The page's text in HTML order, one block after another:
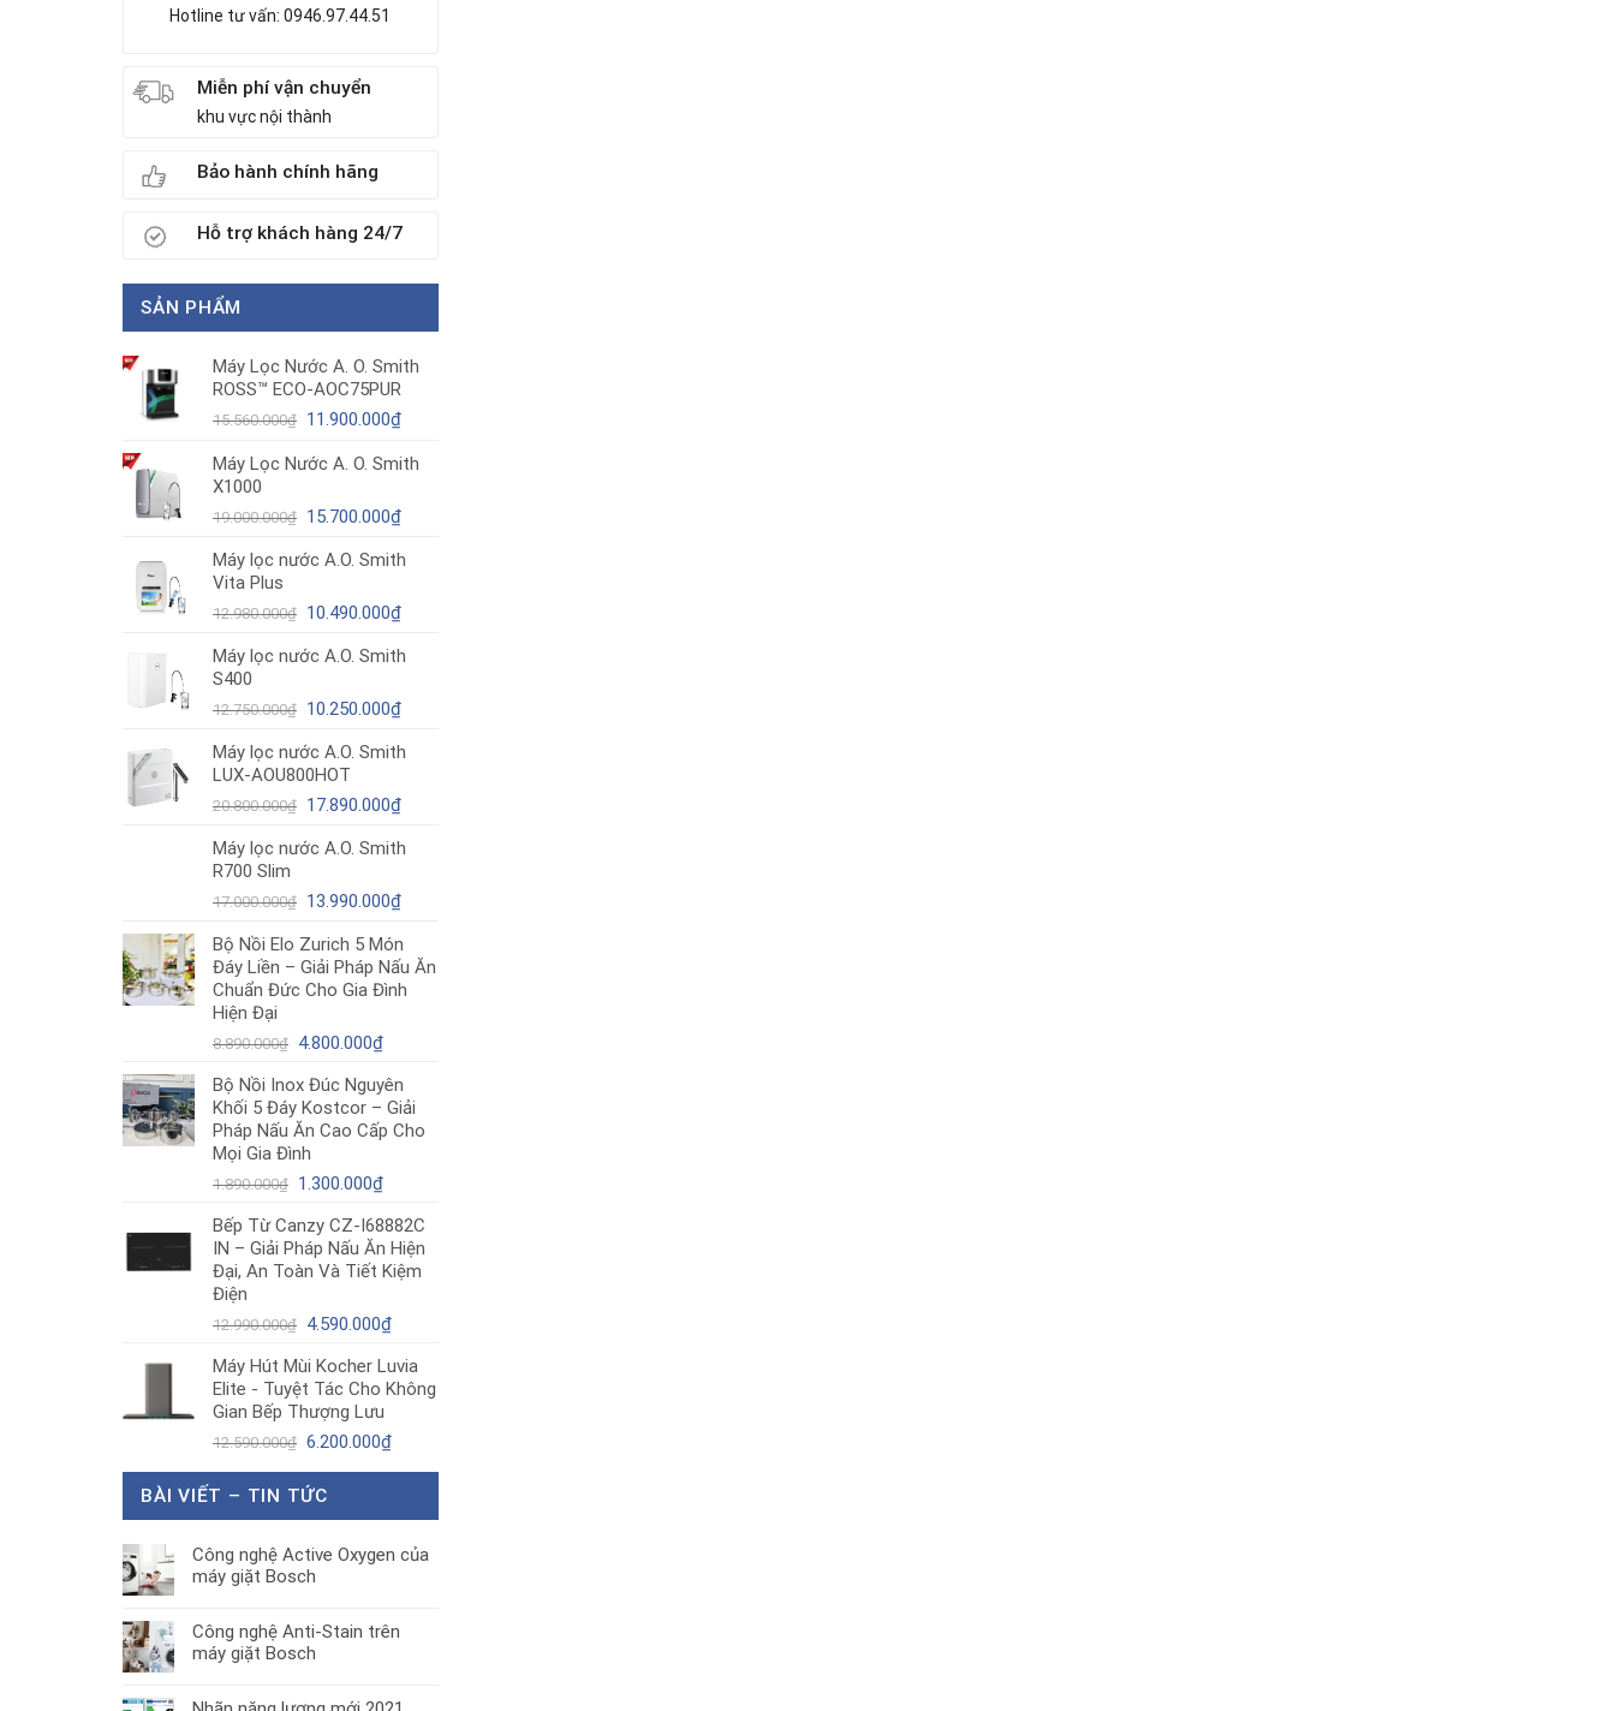
Hotline tư vấn: 0946.97.44.51
Miễn phí vận chuyển
khu vực nội thành
Bảo hành chính hãng
Hỗ trợ khách hàng 24/7
SẢN PHẨM
Máy Lọc Nước A. O. Smith
ROSS™ ECO-AOC75PUR
15.560.000₫ Giá
là:
11.900.000₫Giá
tại
11.900.000₫.
Máy Lọc Nước A. O. Smith
X1000
19.000.000₫ Giá
là:
15.700.000₫Giá
tại
15.700.000₫.
Máy lọc nước A.O. Smith
Vita Plus
12.980.000₫ Giá
là:
10.490.000₫Giá
tại
10.490.000₫.
Máy lọc nước A.O. Smith
S400
12.750.000₫ Giá
là:
12.750.000₫.
10.250.000₫Giá
tại
10.250.000₫.
Máy lọc nước A.O. Smith
LUX-AOU800HOT
20.800.000₫ Giá
là:
17.890.000₫Giá
tại
17.890.000₫.
Máy lọc nước A.O. Smith
R700 Slim
17.000.000₫ Giá
là:
17.000.000₫.
13.990.000₫Giá
tại
là:
13.990.000₫.
Bộ Nồi Elo Zurich 5 Món
Đáy Liền – Giải Pháp Nấu Ăn
Chuẩn Đức Cho Gia Đình
Hiện Đại
8.890.000₫ Giá
là:
8.890.000₫.
4.800.000₫Giá
tại
là:
4.800.000₫.
Bộ Nồi Inox Đúc Nguyên
Khối 5 Đáy Kostcor – Giải
Pháp Nấu Ăn Cao Cấp Cho
Mọi Gia Đình
1.890.000₫ Giá
là:
1.890.000₫.
1.300.000₫Giá
tại
là:
1.300.000₫.
Bếp Từ Canzy CZ-I68882C
IN – Giải Pháp Nấu Ăn Hiện
Đại, An Toàn Và Tiết Kiệm
Điện
12.990.000₫ Giá
là:
12.990.000₫.
4.590.000₫Giá
tại
là:
Máy Hút Mùi Kocher Luvia
Elite - Tuyệt Tác Cho Không
Gian Bếp Thượng Lưu
12.590.000₫ Giá
là:
6.200.000₫Giá
BÀI VIẾT – TIN TỨC
Công nghệ Active Oxygen của
máy giặt Bosch
Công nghệ Anti-Stain trên
máy giặt Bosch